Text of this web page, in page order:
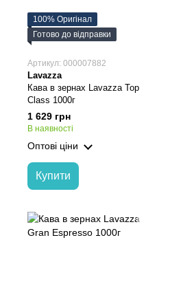
100% Оригінал
Готово до відправки
Артикул: 000007882
Lavazza
Кава в зернах Lavazza Top
Class 1000г
1 629 грн
В наявності
Оптові ціни
Купити